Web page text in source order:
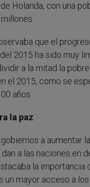
Holanda, con una
que el
2015 ha sido muy
a la mitad la
el 2015, como se
años.
la paz
a aumentar
a las naciones en
la importancia
un mayor acceso a